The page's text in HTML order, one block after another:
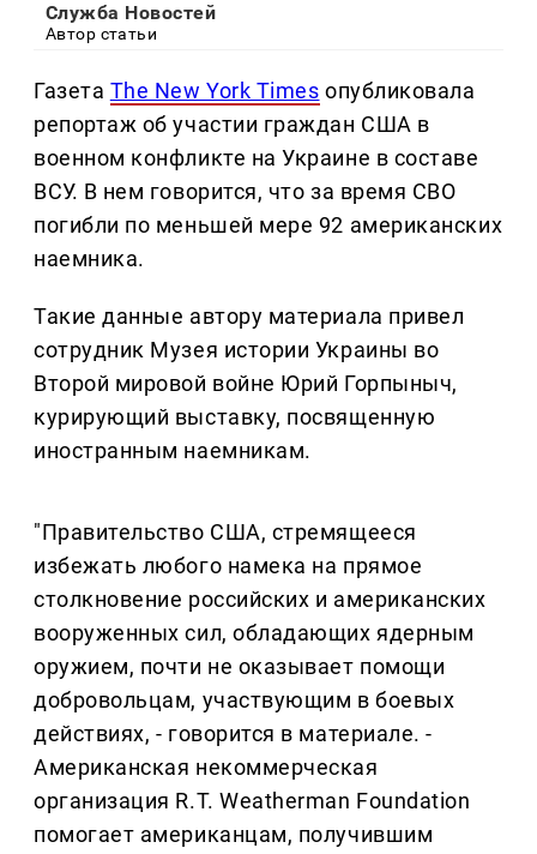
Служба Новостей
Автор статьи
Газета The New York Times опубликовала
репортаж об участии граждан США в
военном конфликте на Украине в составе
ВСУ. В нем говорится, что за время СВО
погибли по меньшей мере 92 американских
наемника.
Такие данные автору материала привел
сотрудник Музея истории Украины во
Второй мировой войне Юрий Горпыныч,
курирующий выставку, посвященную
иностранным наемникам.
"Правительство США, стремящееся
избежать любого намека на прямое
столкновение российских и американских
вооруженных сил, обладающих ядерным
оружием, почти не оказывает помощи
добровольцам, участвующим в боевых
действиях, - говорится в материале. -
Американская некоммерческая
организация R.T. Weatherman Foundation
помогает американцам, получившим